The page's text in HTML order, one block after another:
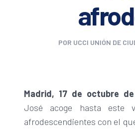
POR UCCI UNIÓN DE
Madrid, 17 de octubre de
José acoge hasta este
afrodescendientes con el